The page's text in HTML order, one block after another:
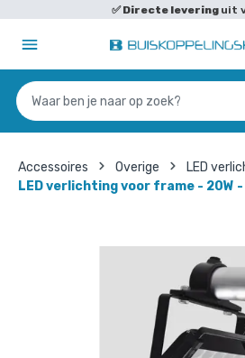
✅Directe levering uit
Accessoires Overige
LED
LED verlichting voor frame - 20W